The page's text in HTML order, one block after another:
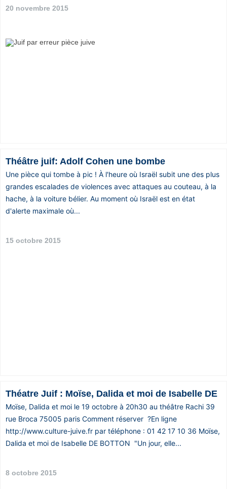
20 novembre 2015
Théâtre juif: Adolf Cohen une bombe
Une pièce qui tombe à pic ! À l'heure où Israël subit une des plus
grandes escalades de violences avec attaques au couteau, à la
hache, à la voiture bélier. Au moment où Israël est en état
d'alerte maximale où...
15 octobre 2015
Théatre Juif : Moïse, Dalida et moi de Isabelle DE
Moïse, Dalida et moi le 19 octobre à 20h30 au théâtre Rachi 39
rue Broca 75005 paris Comment réserver ?En ligne
http://www.culture-juive.fr par téléphone : 01 42 17 10 36 Moïse,
Dalida et moi de Isabelle DE BOTTON "Un jour, elle...
8 octobre 2015